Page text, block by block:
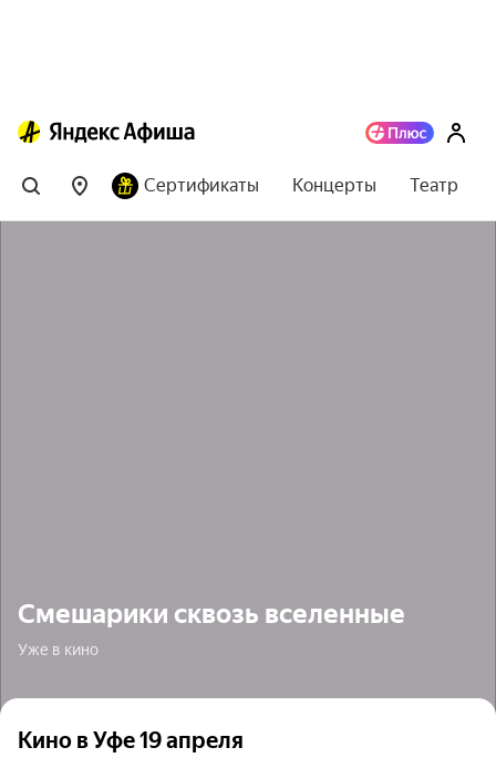
Сертификаты Концерты Театр
Смешарики сквозь вселенные
Уже в кино
Кино в Уфе 19 апреля